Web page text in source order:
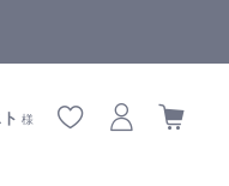
様